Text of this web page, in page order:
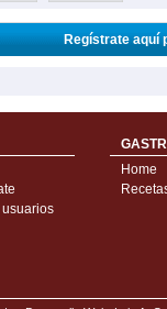
Regístrate aquí
usuarios
Home